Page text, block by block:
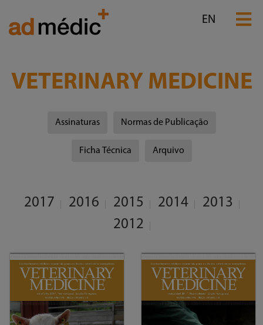
EN
VETERINARY MEDICINE
Assinaturas Normas de Publicação
Ficha Técnica Arquivo
2017 2016 2015 2014
2013
2012